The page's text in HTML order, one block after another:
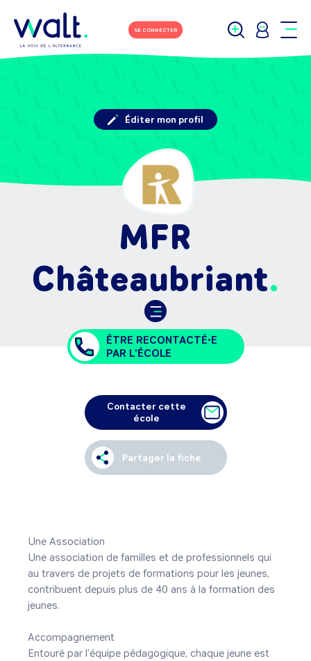
SE CONNECTER
MFR
Châteaubriant
Éditer mon profil
ÊTRE RECONTACTÉ•E
PAR L'ÉCOLE
Contacter cette
école
Partager la fiche
Une Association
Une association de familles et de professionnels qui
au travers de projets de formations pour les jeunes,
contribuent depuis plus de 40 ans à la formation des
jeunes.
Accompagnement
Entouré par l’équipe pédagogique, chaque jeune est